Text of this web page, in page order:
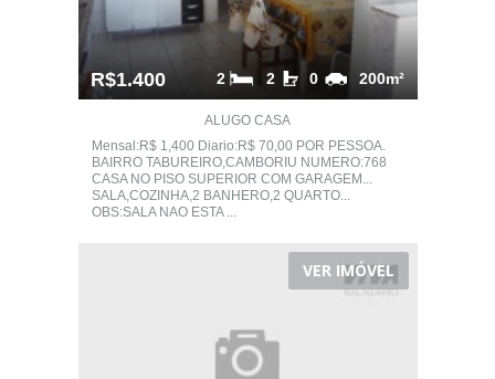
R$1.400 200m²
0
2
2
ALUGO CASA
Mensal:R$ 1,400 Diario:R$ 70,00 POR PESSOA.
BAIRRO TABUREIRO,CAMBORIU NUMERO:768
CASA NO PISO SUPERIOR COM GARAGEM...
SALA,COZINHA,2 BANHERO,2 QUARTO...
OBS:SALA NAO ESTA ...
VER IMÓVEL